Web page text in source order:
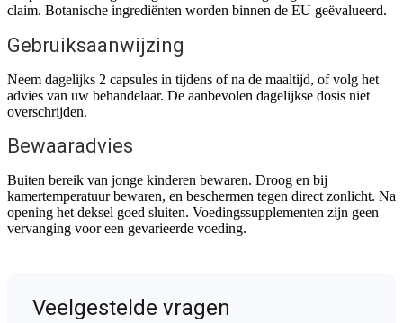
claim. Botanische ingrediënten worden binnen de EU geëvalueerd.
Gebruiksaanwijzing
Neem dagelijks 2 capsules in tijdens of na de maaltijd, of volg het
advies van uw behandelaar. De aanbevolen dagelijkse dosis niet
overschrijden.
Bewaaradvies
Buiten bereik van jonge kinderen bewaren. Droog en bij
kamertemperatuur bewaren, en beschermen tegen direct zonlicht. Na
opening het deksel goed sluiten. Voedingssupplementen zijn geen
vervanging voor een gevarieerde voeding.
Veelgestelde vragen